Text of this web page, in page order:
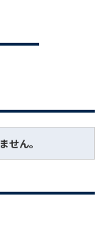
せん。